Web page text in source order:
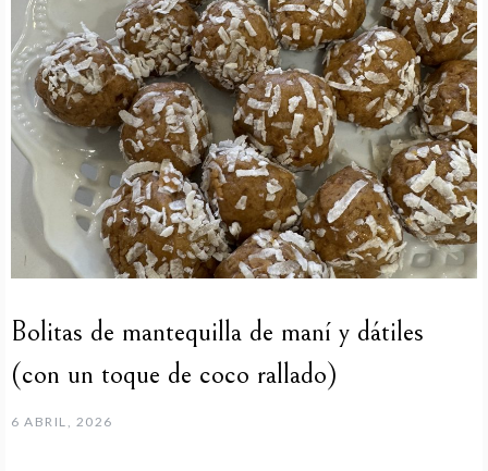
Bolitas de mantequilla de maní y dátiles
(con un toque de coco rallado)
6 ABRIL, 2026